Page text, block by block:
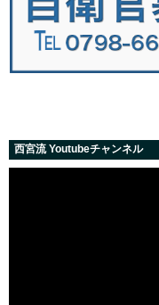
西宮流 Youtubeチャンネル